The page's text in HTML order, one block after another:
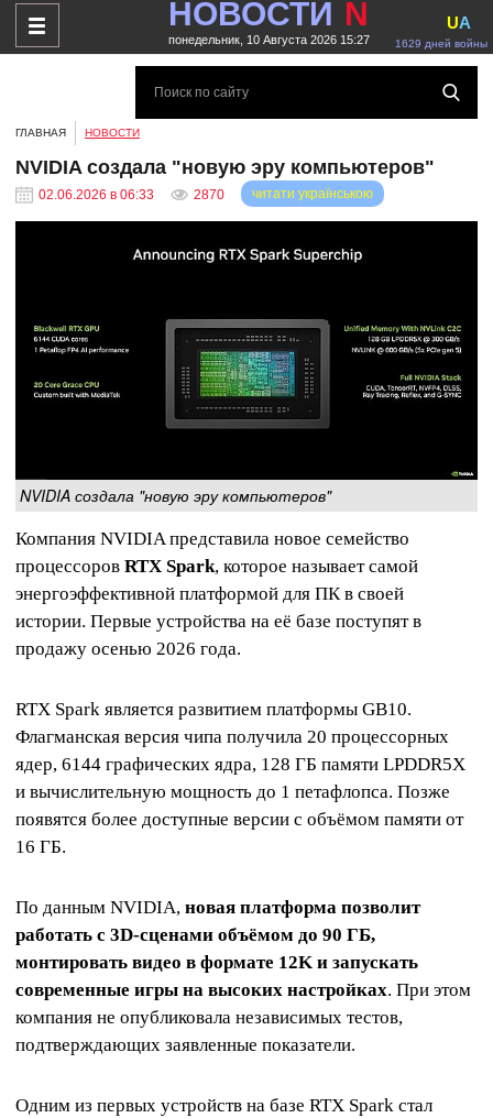
НОВОСТИ N
понедельник, 10 Августа 2026 15:27 1629 дней войны
UA
ГЛАВНАЯ НОВОСТИ
NVIDIA создала "новую эру компьютеров"
02.06.2026 в 06:33 2870 читати українською
NVIDIA создала "новую эру компьютеров"
Компания NVIDIA представила новое семейство
процессоров RTX Spark, которое называет самой
энергоэффективной платформой для ПК в своей
истории. Первые устройства на её базе поступят в
продажу осенью 2026 года.
RTX Spark является развитием платформы GB10.
Флагманская версия чипа получила 20 процессорных
ядер, 6144 графических ядра, 128 ГБ памяти LPDDR5X
и вычислительную мощность до 1 петафлопса. Позже
появятся более доступные версии с объёмом памяти от
16 ГБ.
По данным NVIDIA, новая платформа позволит
работать с 3D-сценами объёмом до 90 ГБ,
монтировать видео в формате 12K и запускать
современные игры на высоких настройках. При этом
компания не опубликовала независимых тестов,
подтверждающих заявленные показатели.
Одним из первых устройств на базе RTX Spark стал